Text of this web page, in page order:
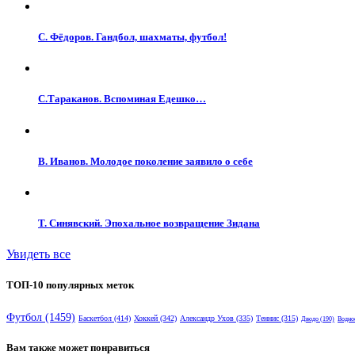
С. Фёдоров. Гандбол, шахматы, футбол!
С.Тараканов. Вспоминая Едешко…
В. Иванов. Молодое поколение заявило о себе
Т. Синявский. Эпохальное возвращение Зидана
Увидеть все
ТОП-10 популярных меток
Футбол (1459) Баскетбол (414) Хоккей (342) Александр Ухов (335) Теннис (315) Дзюдо (190)
Вам также может понравиться